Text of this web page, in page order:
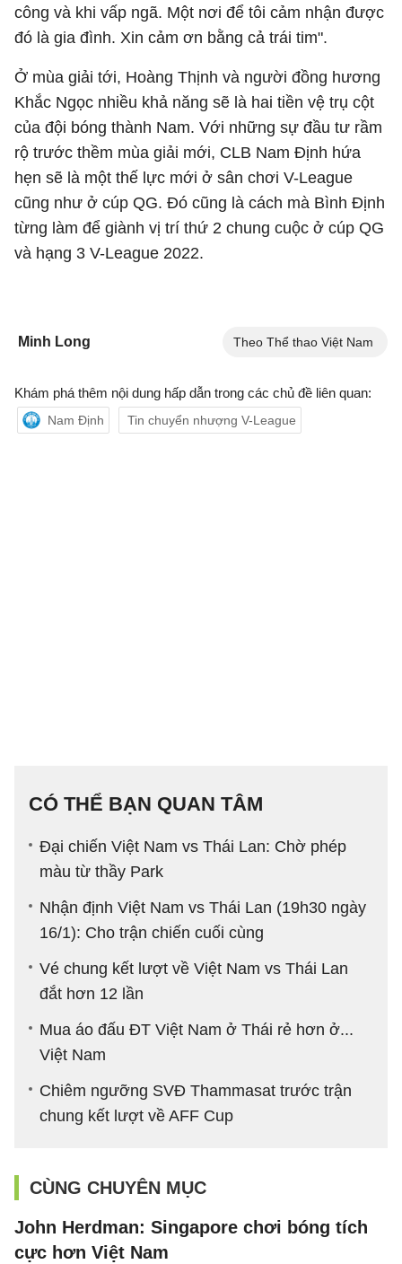
công và khi vấp ngã. Một nơi để tôi cảm nhận được
đó là gia đình. Xin cảm ơn bằng cả trái tim".
Ở mùa giải tới, Hoàng Thịnh và người đồng hương
Khắc Ngọc nhiều khả năng sẽ là hai tiền vệ trụ cột
của đội bóng thành Nam. Với những sự đầu tư rầm
rộ trước thềm mùa giải mới, CLB Nam Định hứa
hẹn sẽ là một thế lực mới ở sân chơi V-League
cũng như ở cúp QG. Đó cũng là cách mà Bình Định
từng làm để giành vị trí thứ 2 chung cuộc ở cúp QG
và hạng 3 V-League 2022.
Minh Long Theo Thể thao Việt Nam
Khám phá thêm nội dung hấp dẫn trong các chủ đề liên quan:
Nam Định Tin chuyển nhượng V-League
CÓ THỂ BẠN QUAN TÂM
Đại chiến Việt Nam vs Thái Lan: Chờ phép
màu từ thầy Park
Nhận định Việt Nam vs Thái Lan (19h30 ngày
16/1): Cho trận chiến cuối cùng
Vé chung kết lượt về Việt Nam vs Thái Lan
đắt hơn 12 lần
Mua áo đấu ĐT Việt Nam ở Thái rẻ hơn ở...
Việt Nam
Chiêm ngưỡng SVĐ Thammasat trước trận
chung kết lượt về AFF Cup
CÙNG CHUYÊN MỤC
John Herdman: Singapore chơi bóng tích
cực hơn Việt Nam